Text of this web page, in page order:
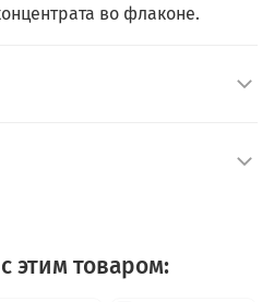
во флаконе.
этим товаром: